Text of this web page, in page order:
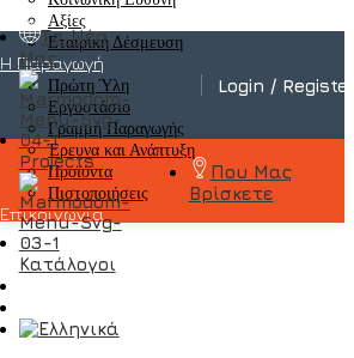
Αξίες
Εταιρική Δέσμευση
Η Παραγωγή
Πρώτη Ύλη
Εργοστάσιο
Γραμμή Παραγωγής
Έρευνα και Ανάπτυξη
Προϊόντα
Πιστοποιήσεις
Επικοινωνία
Login /
Τα Νέα
Μας
Projects
Κατάλογοι
Που Μας
Βρίσκετε